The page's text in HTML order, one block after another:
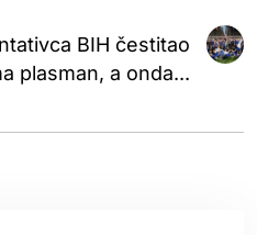
BIH čestitao
plasman, a onda...